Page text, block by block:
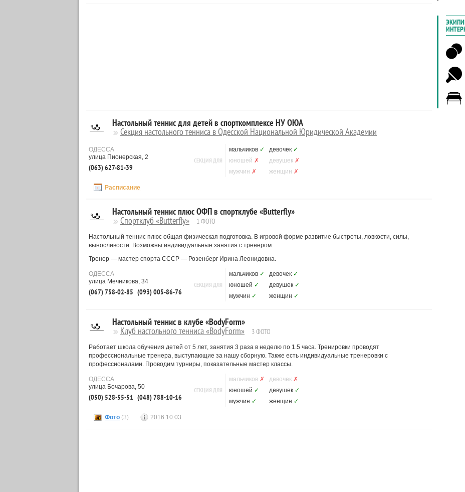
Настольный теннис для детей в спорткомплексе НУ ОЮА
Секция настольного тенниса в Одесской Национальной Юридической Академии
ОДЕССА
улица Пионерская, 2
(063) 627-81-39
СЕКЦИЯ ДЛЯ
мальчиков ✓ девочек ✓
юношей ✗ девушек ✗
мужчин ✗ женщин ✗
Расписание
Настольный теннис плюс ОФП в спортклубе «Butterfly»
Спортклуб «Butterfly» 1 ФОТО
Настольный теннис плюс общая физическая подготовка. В игровой форме развитие быстроты, ловкости, силы,
выносливости. Возможны индивидуальные занятия с тренером.
Тренер — мастер спорта СССР — Розенберг Ирина Леонидовна.
ОДЕССА
улица Мечникова, 34
(067) 758-02-85 (093) 005-86-76
СЕКЦИЯ ДЛЯ
мальчиков ✓ девочек ✓
юношей ✓ девушек ✓
мужчин ✓ женщин ✓
Настольный теннис в клубе «BodyForm»
Клуб настольного тенниса «BodyForm» 3 ФОТО
Работает школа обучения детей от 5 лет, занятия 3 раза в неделю по 1.5 часа. Тренировки проводят
профессиональные тренера, выступающие за нашу сборную. Также есть индивидуальные тренеровки с
профессионалами. Проводим турниры, показательные мастер классы.
ОДЕССА
улица Бочарова, 50
(050) 528-55-51 (048) 788-10-16
СЕКЦИЯ ДЛЯ
мальчиков ✗ девочек ✗
юношей ✓ девушек ✓
мужчин ✓ женщин ✓
Фото (3) 2016.10.03